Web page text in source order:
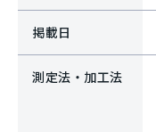
掲載日
測定法・加工法